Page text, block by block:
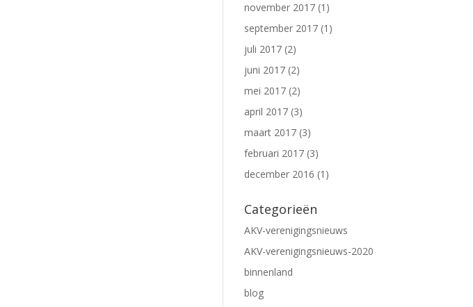
november 2017 (1)
september 2017 (1)
juli 2017 (2)
juni 2017 (2)
mei 2017 (2)
april 2017 (3)
maart 2017 (3)
februari 2017 (3)
december 2016 (1)
Categorieën
AKV-verenigingsnieuws
AKV-verenigingsnieuws-2020
binnenland
blog